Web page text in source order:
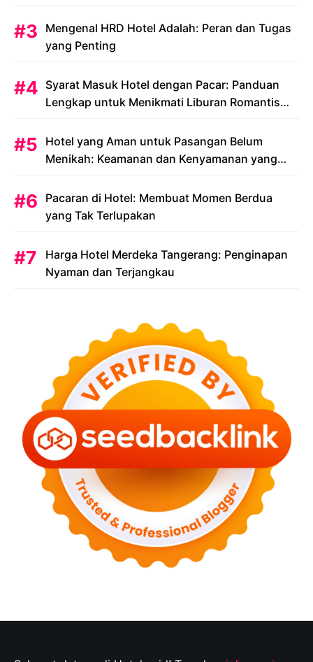
Mengenal HRD Hotel Adalah: Peran dan Tugas
yang Penting
Syarat Masuk Hotel dengan Pacar: Panduan
Lengkap untuk Menikmati Liburan Romantis
Hotel yang Aman untuk Pasangan Belum
Menikah: Keamanan dan Kenyamanan yang
Pacaran di Hotel: Membuat Momen Berdua
yang Tak Terlupakan
Harga Hotel Merdeka Tangerang: Penginapan
Nyaman dan Terjangkau